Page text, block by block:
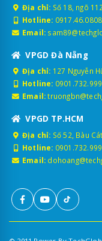
Địa chỉ: Số 18, ngõ
Hotline: 0917.46.0808
Email:
VPGD Đà Nẵng
Địa chỉ: 127 Nguyễn
Hotline: 0901.732.999
Email:
VPGD TP.HCM
Địa chỉ: Số 52, Bàu
Hotline: 0901.732.999
Email: